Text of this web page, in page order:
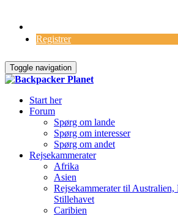
Registrer
Toggle navigation
Start her
Forum
Spørg om lande
Spørg om interesser
Spørg om andet
Rejsekammerater
Afrika
Asien
Rejsekammerater til
Stillehavet
Caribien